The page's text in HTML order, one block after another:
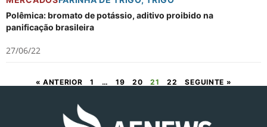
Polêmica: bromato de potássio, aditivo proibido na
panificação brasileira
27/06/22
« ANTERIOR 1 … 19 20 21 22 SEGUINTE »